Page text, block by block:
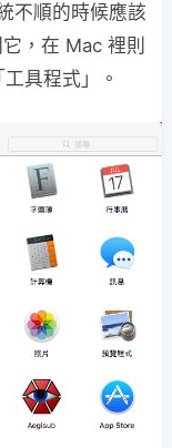
不順的時候應該
，在 Mac 裡則
具程式」。